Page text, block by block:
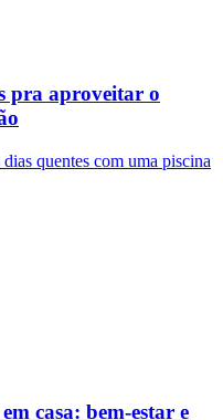
pra aproveitar o
quentes com uma piscina
casa: bem-estar e